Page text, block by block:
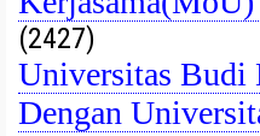
(2427)
Universitas Budi
Dengan